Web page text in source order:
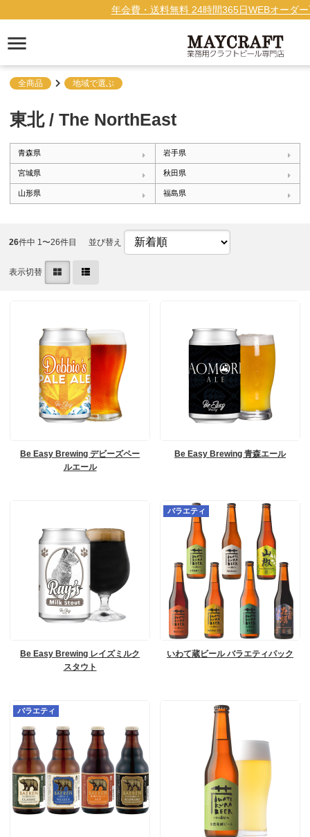
年会費・送料無料 24時間365日WEBオーダ
全商品 地域で選ぶ
東北 / The NorthEast
青森県 岩手県
宮城県 秋田県
山形県 福島県
26件中 1〜26件目 並び替え
表示切替
Be Easy Brewing デビーズペー
ルエール
Be Easy Brewing 青森エール
Be Easy Brewing レイズミルク
スタウト
バラエティ
いわて蔵ビール バラエティパック
バラエティ